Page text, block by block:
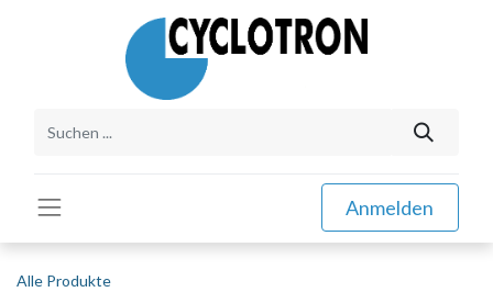
Anmelden
Alle Produkte